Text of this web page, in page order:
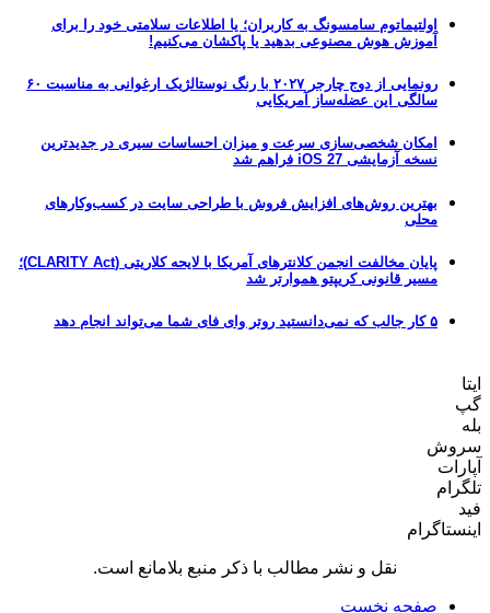
اولتیماتوم سامسونگ به کاربران؛ یا اطلاعات سلامتی خود را برای
آموزش هوش مصنوعی بدهید یا پاکشان می‌کنیم!
رونمایی از دوج چارجر ۲۰۲۷ با رنگ نوستالژیک ارغوانی به مناسبت ۶۰
سالگی این عضله‌ساز آمریکایی
امکان شخصی‌سازی سرعت و میزان احساسات سیری در جدیدترین
نسخه آزمایشی iOS 27 فراهم شد
بهترین روش‌های افزایش فروش با طراحی سایت در کسب‌وکارهای
محلی
پایان مخالفت انجمن کلانترهای آمریکا با لایحه کلاریتی (CLARITY Act)؛
مسیر قانونی کریپتو هموارتر شد
۵ کار جالب که نمی‌دانستید روتر وای فای شما می‌تواند انجام دهد
ایتا
گپ
بله
سروش
آپارات
تلگرام
فید
اینستاگرام
نقل و نشر مطالب با ذکر منبع بلامانع است.
صفحه نخست